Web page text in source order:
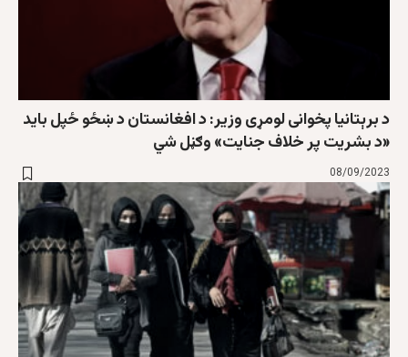
د برېتانيا پخوانی لومړی وزير: د افغانستان د ښځو ځپل بايد
«د بشريت پر خلاف جنايت» وګڼل شي
08/09/2023